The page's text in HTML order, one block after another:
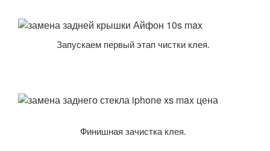
Запускаем первый этап чистки клея.
Финишная зачистка клея.